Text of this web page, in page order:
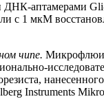
аптамерами
с 1 мкМ
чипе.
Instruments